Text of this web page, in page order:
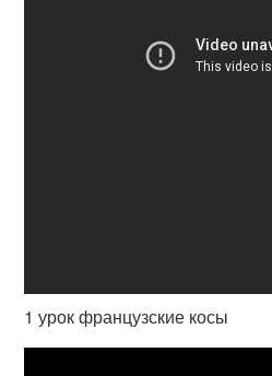
1 урок французские косы